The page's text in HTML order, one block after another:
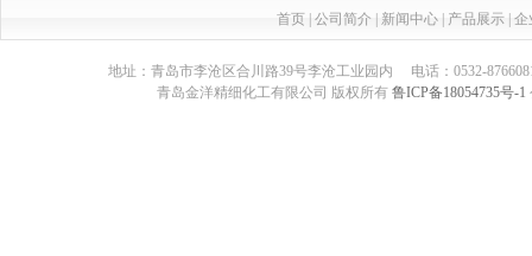
首页 公司简介 新闻中心 产品展示 企
地址：青岛市李沧区合川路39号李沧工业园内 电话：0532-
青岛金洋精细化工有限公司 版权所有 鲁ICP备18054735号-1